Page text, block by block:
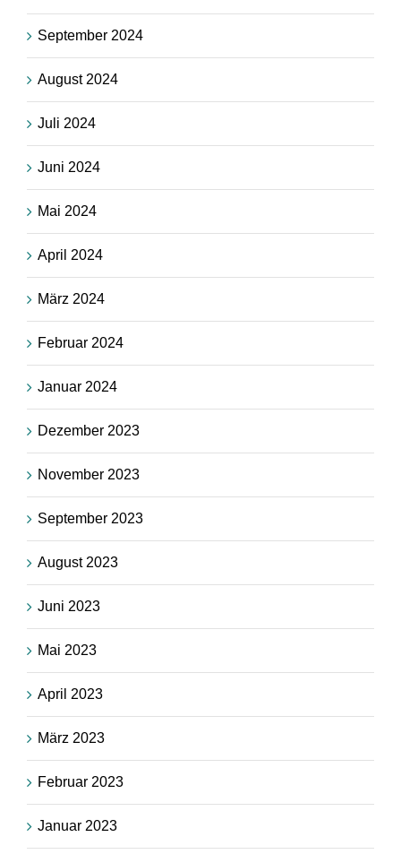
September 2024
August 2024
Juli 2024
Juni 2024
Mai 2024
April 2024
März 2024
Februar 2024
Januar 2024
Dezember 2023
November 2023
September 2023
August 2023
Juni 2023
Mai 2023
April 2023
März 2023
Februar 2023
Januar 2023